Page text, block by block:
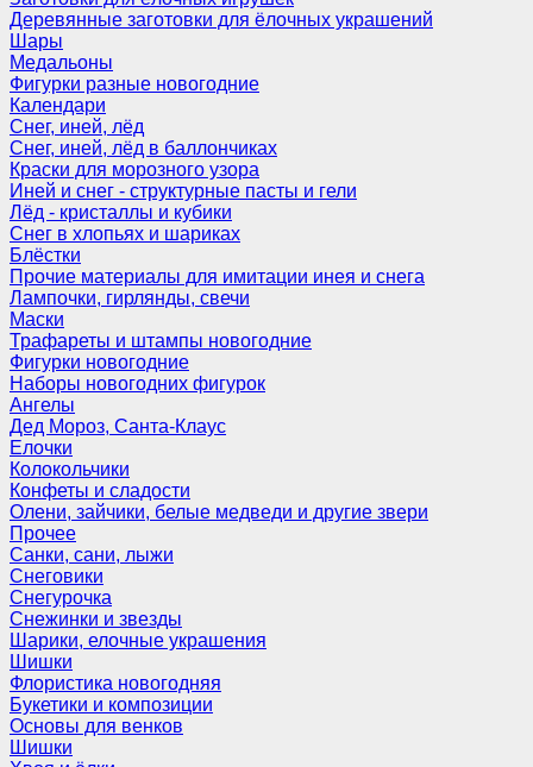
Деревянные заготовки для ёлочных украшений
Шары
Медальоны
Фигурки разные новогодние
Календари
Снег, иней, лёд
Снег, иней, лёд в баллончиках
Краски для морозного узора
Иней и снег - структурные пасты и гели
Лёд - кристаллы и кубики
Снег в хлопьях и шариках
Блёстки
Прочие материалы для имитации инея и снега
Лампочки, гирлянды, свечи
Маски
Трафареты и штампы новогодние
Фигурки новогодние
Наборы новогодних фигурок
Ангелы
Дед Мороз, Санта-Клаус
Елочки
Колокольчики
Конфеты и сладости
Олени, зайчики, белые медведи и другие звери
Прочее
Санки, сани, лыжи
Снеговики
Снегурочка
Снежинки и звезды
Шарики, елочные украшения
Шишки
Флористика новогодняя
Букетики и композиции
Основы для венков
Шишки